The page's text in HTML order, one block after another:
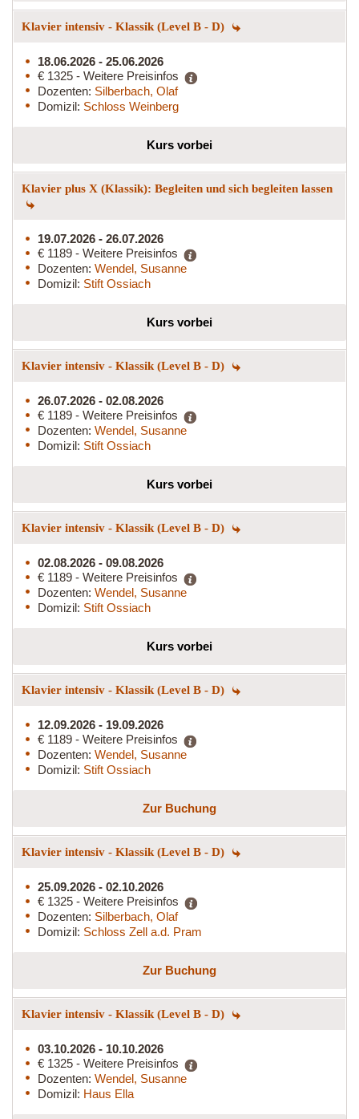
Klavier intensiv - Klassik (Level B - D)
18.06.2026 - 25.06.2026
€ 1325 - Weitere Preisinfos
Dozenten: Silberbach, Olaf
Domizil: Schloss Weinberg
Kurs vorbei
Klavier plus X (Klassik): Begleiten und sich begleiten lassen
19.07.2026 - 26.07.2026
€ 1189 - Weitere Preisinfos
Dozenten: Wendel, Susanne
Domizil: Stift Ossiach
Kurs vorbei
Klavier intensiv - Klassik (Level B - D)
26.07.2026 - 02.08.2026
€ 1189 - Weitere Preisinfos
Dozenten: Wendel, Susanne
Domizil: Stift Ossiach
Kurs vorbei
Klavier intensiv - Klassik (Level B - D)
02.08.2026 - 09.08.2026
€ 1189 - Weitere Preisinfos
Dozenten: Wendel, Susanne
Domizil: Stift Ossiach
Kurs vorbei
Klavier intensiv - Klassik (Level B - D)
12.09.2026 - 19.09.2026
€ 1189 - Weitere Preisinfos
Dozenten: Wendel, Susanne
Domizil: Stift Ossiach
Zur Buchung
Klavier intensiv - Klassik (Level B - D)
25.09.2026 - 02.10.2026
€ 1325 - Weitere Preisinfos
Dozenten: Silberbach, Olaf
Domizil: Schloss Zell a.d. Pram
Zur Buchung
Klavier intensiv - Klassik (Level B - D)
03.10.2026 - 10.10.2026
€ 1325 - Weitere Preisinfos
Dozenten: Wendel, Susanne
Domizil: Haus Ella